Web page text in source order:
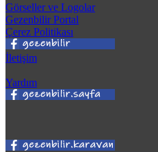
Görseller ve Logolar
Gezenbilir Portal
Çerez Politikası
İletişim
Yardım